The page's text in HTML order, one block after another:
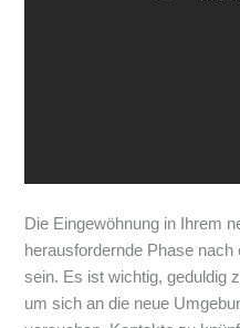
Die Eingewöhnung in Ihrem
herausfordernde Phase
sein. Es ist wichtig, geduldig
um sich an die neue